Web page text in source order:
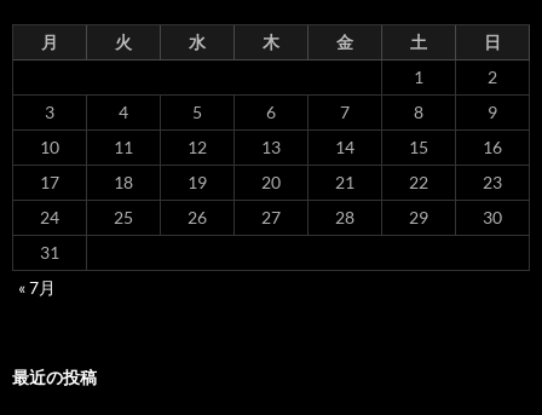
月 火 水 木 金 土
日
1
2
3
4 5 6 7 8
9
10
11 12 13 14 15
16
17
18 19 20 21 22
23
24
25 26 27 28 29
30
31
« 7月
最近の投稿